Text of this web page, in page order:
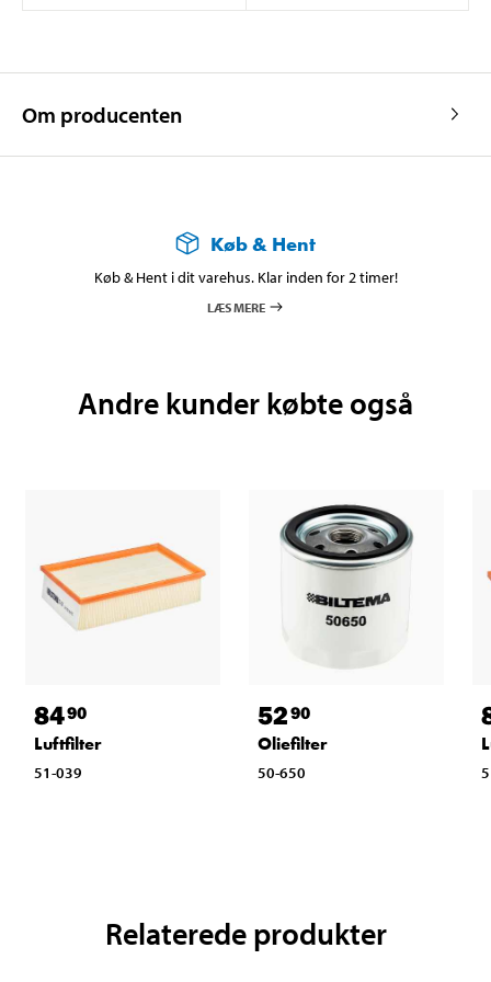
Om producenten
Køb & Hent
Køb & Hent i dit varehus. Klar inden for 2 timer!
LÆS MERE
Andre kunder købte også
8490
Luftfilter
51-039
5290
Oliefilter
50-650
Relaterede produkter